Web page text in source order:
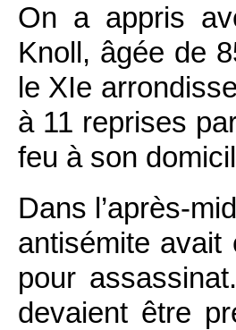
On a appris
Knoll, âgée de
le XIe
à 11 reprises
feu à son
Dans l’après-
antisémite avait
pour
devaient être